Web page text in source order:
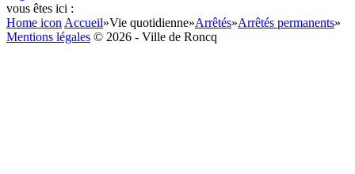
vous êtes ici :
Home icon Accueil»Vie quotidienne»Arrêtés»Arrêtés permanents»
Mentions légales © 2026 - Ville de Roncq